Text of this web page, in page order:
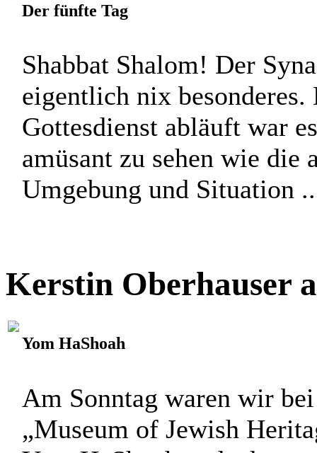
Der fünfte Tag
Shabbat Shalom! Der
eigentlich nix
Gottesdienst abläuft war
amüsant zu sehen wie die
Umgebung und Situation
Kerstin Oberhauser
Yom HaShoah
Am Sonntag waren wir
„Museum of Jewish